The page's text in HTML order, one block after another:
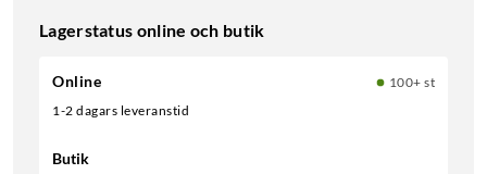
Lagerstatus online och butik
Online
100+ st
1-2 dagars leveranstid
Butik